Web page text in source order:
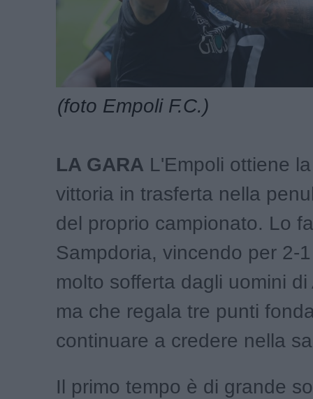
(foto Empoli F.C.)
LA GARA L'Empoli ottiene
vittoria in trasferta nella
del proprio campionato. Lo
Sampdoria, vincendo per 2-
molto sofferta dagli uomini
ma che regala tre punti
continuare a credere nella
Il primo tempo è di grande